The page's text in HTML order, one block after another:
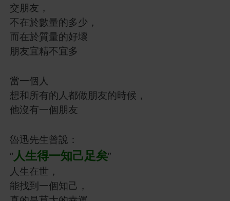
交朋友，
不在於數量的多少，
而在於質量的好壞
朋友宜精不宜多
當一個人
想和所有的人都做朋友的時候，
他沒有一個朋友
魯迅先生曾說：
“人生得一知己足矣”
人生在世，
能找到一個知己，